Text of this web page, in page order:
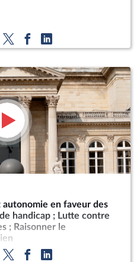
autonomie en faveur des
handicap ; Lutte contre
; Raisonner le